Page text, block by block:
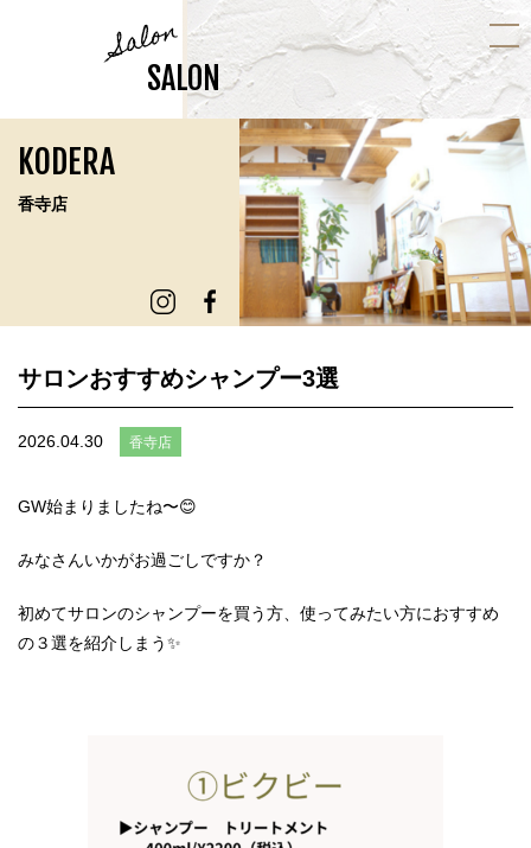
Salon
SALON
KODERA
香寺店
サロンおすすめシャンプー3選
2026.04.30 香寺店
GW始まりましたね〜😊
みなさんいかがお過ごしですか？
初めてサロンのシャンプーを買う方、使ってみたい方におすすめ
の３選を紹介しまう✨